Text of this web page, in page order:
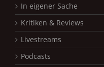
In eigener Sache
Kritiken & Reviews
Livestreams
Podcasts